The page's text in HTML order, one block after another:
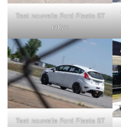
Test nouvelle Ford Fiesta ST
rallye
Test nouvelle Ford Fiesta ST